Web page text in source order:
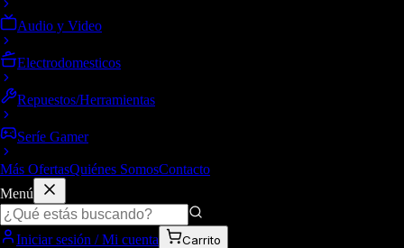
Audio y Video
Electrodomesticos
Repuestos/Herramientas
Seríe Gamer
Más OfertasQuiénes SomosContacto
Menú
Iniciar sesión / Mi cuenta Carrito